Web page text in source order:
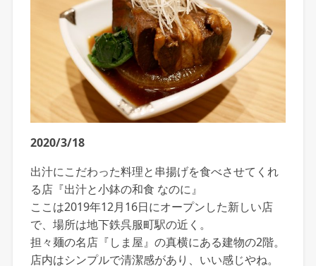
2020/3/18
出汁にこだわった料理と串揚げを食べさせてくれ
る店『出汁と小鉢の和食 なのに』
ここは2019年12月16日にオープンした新しい店
で、場所は地下鉄呉服町駅の近く。
担々麺の名店『しま屋』の真横にある建物の2階。
店内はシンプルで清潔感があり、いい感じやね。